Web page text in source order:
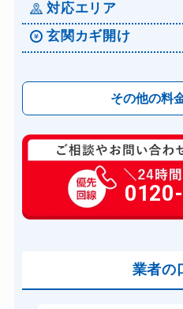
対応エリア
玄関カギ開け
その他の料
玄関カギ修理
玄関カギ交換
車カギ開け
バイクカギ作成業者の